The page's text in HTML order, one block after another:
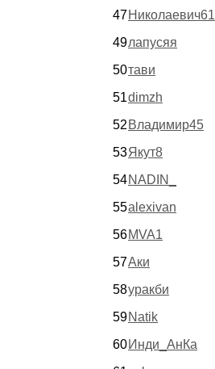
47Николаевич61
49лапусяя
50тави
51dimzh
52 Владимир45
53Якут8
54NADIN_
55alexivan
56MVA1
57Аки
58уракби
59Natik
60Инди_АнКа